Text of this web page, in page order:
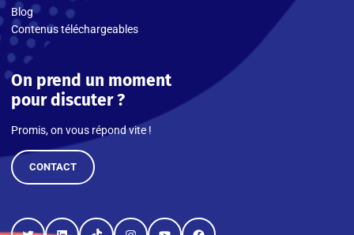
Blog
Contenus téléchargeables
On prend un moment
pour discuter ?
Promis, on vous répond vite !
CONTACT